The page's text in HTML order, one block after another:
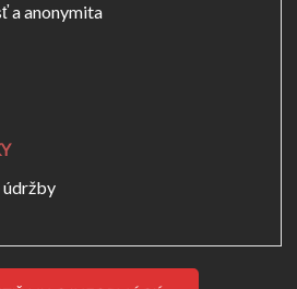
a anonymita
údržby